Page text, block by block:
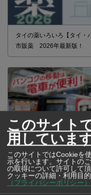
タイの薬いろいろ【タイ
市販薬 2026年最新版！
このサイト
用しています
このサイトではCookieを
示を行います。サイトの
の取得について許可して
クッキーの詳細・利用目
（プライバシーポリシー）